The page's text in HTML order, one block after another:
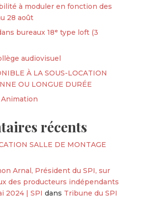
à moduler en fonction des
28 août
bureaux 18ᵉ type loft (3
audiovisuel
À LA SOUS-LOCATION
OU LONGUE DURÉE
récents
SALLE DE MONTAGE
Arnal, Président du SPI, sur
des producteurs indépendants
2024 | SPI dans Tribune du SPI